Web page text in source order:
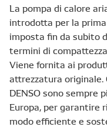
La pompa di calore
introdotta per la
imposta fin da subito
termini di
Viene fornita ai
attrezzatura originale.
DENSO sono sempre
Europa, per garantire
modo efficiente e